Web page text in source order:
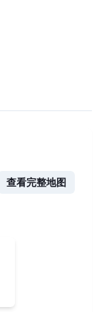
查看完整地图